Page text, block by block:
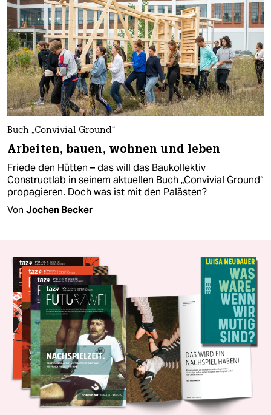
Buch „Convivial Ground“
Arbeiten, bauen, wohnen und leben
Friede den Hütten – das will das Baukollektiv
Constructlab in seinem aktuellen Buch „Convivial Ground“
propagieren. Doch was ist mit den Palästen?
Von Jochen Becker